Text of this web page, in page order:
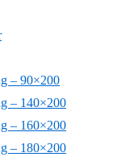
– 90×200
– 140×200
– 160×200
– 180×200